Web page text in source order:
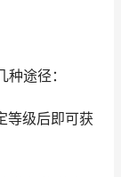
途径：
等级后即可获